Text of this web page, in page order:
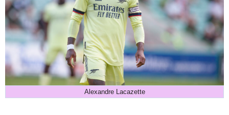
Alexandre Lacazette